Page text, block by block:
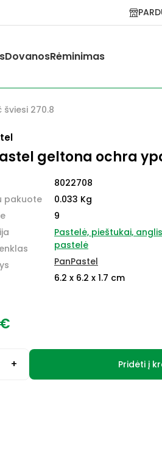
DovanosRėminimas
270.8
geltona ochra
pakuote
8022708
0.033 Kg
9
Pastelė, pieštukai, anglis
pastelė
PanPastel
6.2 x 6.2 x 1.7 cm
€
+ Pridėti į